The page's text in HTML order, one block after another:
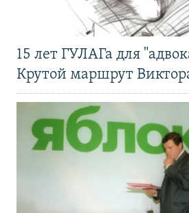
15 лет ГУЛАГа для
Крутой маршрут